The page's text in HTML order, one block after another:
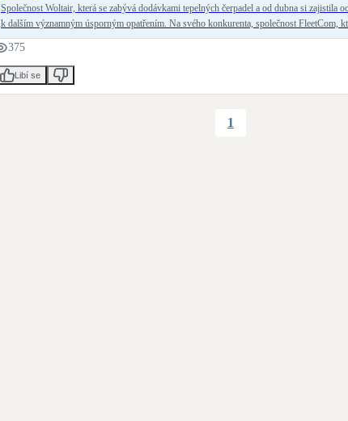
Společnost Woltair, která se zabývá dodávkami tepelných čerpadel a od dubna si zajistila
k dalším významným úsporným opatřením. Na svého konkurenta, společnost FleetCom,
kotlů, převádí veškeré své rozpracované zakázky pro domácnosti. Ve firmě podle e15 po
zaměstnanců, což je zhruba desetina oproti období největšího růstu. V dubnu už společnost
a polského trhu.
375
Libí se
1